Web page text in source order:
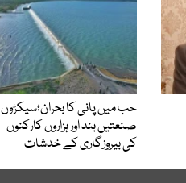
حب میں پانی کا بحران؛سیکڑوں
صنعتیں بند اور ہزاروں کارکنوں
کی بیروزگاری کے خدشات